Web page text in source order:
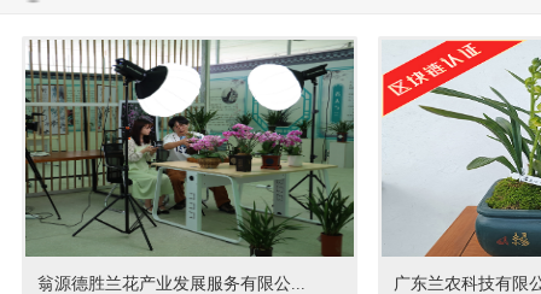
翁源德胜兰花产业发展服务有限公... 广东兰农科技有限